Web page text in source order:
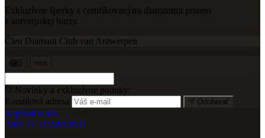
Exkluzívne šperky s certifikovanými diamantmi priamo
z antverpskej burzy.
Člen Diamant Club van Antwerpen
Novinky a exkluzívne ponuky:
E-mailová adresa
Odoberať
Napísali o nás →
ARETE DIAMOND